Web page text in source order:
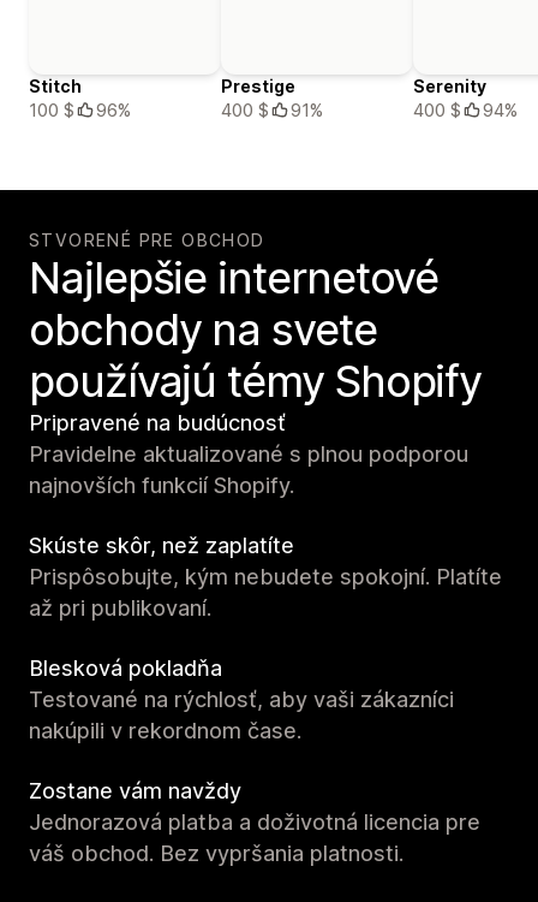
Stitch
100 $
96%
Prestige
400 $
91%
Serenity
400 $
94%
STVORENÉ PRE OBCHOD
Najlepšie internetové
obchody na svete
používajú témy Shopify
Pripravené na budúcnosť
Pravidelne aktualizované s plnou podporou
najnovších funkcií Shopify.
Skúste skôr, než zaplatíte
Prispôsobujte, kým nebudete spokojní. Platíte
až pri publikovaní.
Blesková pokladňa
Testované na rýchlosť, aby vaši zákazníci
nakúpili v rekordnom čase.
Zostane vám navždy
Jednorazová platba a doživotná licencia pre
váš obchod. Bez vypršania platnosti.